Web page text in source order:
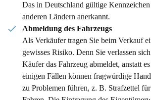
Das in Deutschland gültige
anderen Ländern anerkannt.
Abmeldung des Fahrzeugs
Als Verkäufer tragen Sie beim Verkauf
gewisses Risiko. Denn Sie verlassen
Käufer das Fahrzeug abmeldet, anstatt
einigen Fällen können fragwürdige
zu Problemen führen, z. B. Strafzettel